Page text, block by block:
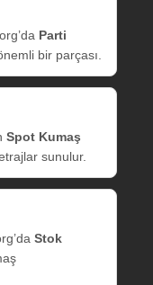
Parti
bir parçası.
Spot Kumaş
sunulur.
Stok